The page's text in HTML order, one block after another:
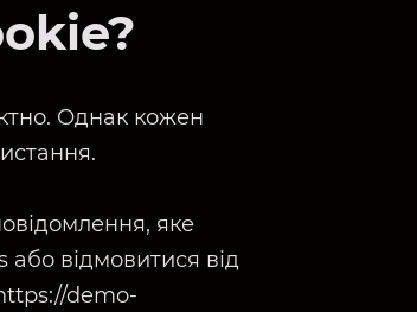
Однак кожен
яке
відмовитися від
demo-